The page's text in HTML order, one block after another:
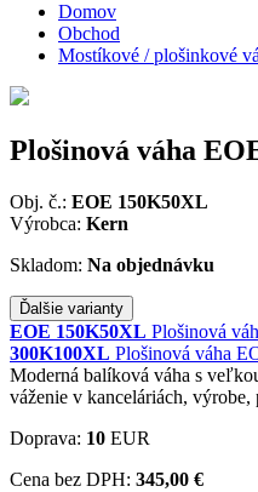
Domov
Obchod
Mostíkové / plošinkové
Plošinová váha
Obj. č.: EOE 150K50XL
Výrobca: Kern
Skladom: Na objednávku
Ďalšie varianty
EOE 150K50XL Plošinová
300K100XL Plošinová váha
Moderná balíková váha s
váženie v kanceláriách, výrobe,
Doprava: 10 EUR
Cena bez DPH: 345,00 €